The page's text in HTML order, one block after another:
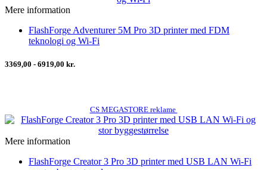
Mere information
FlashForge Adventurer 5M Pro 3D printer med FDM
teknologi og Wi-Fi
3369,00 - 6919,00 kr.
CS MEGASTORE reklame
Mere information
FlashForge Creator 3 Pro 3D printer med USB LAN Wi-Fi